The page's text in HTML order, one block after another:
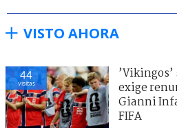
VISTO AHORA
41
visitas
Heller,
golpean
acusación